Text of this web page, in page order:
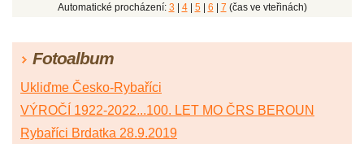
Automatické procházení: 3 4| 5| 6 7 (čas ve vteřinách)
Fotoalbum
Ukliďme Česko-Rybaříci
VÝROČÍ 1922-2022...100. LET MO ČRS BEROUN
Rybaříci Brdatka 28.9.2019